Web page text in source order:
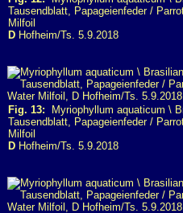
Tausendblatt, Papageienfeder /
Milfoil
D Hofheim/Ts. 5.9.2018
Fig. 13: Myriophyllum aquaticum \
Tausendblatt, Papageienfeder /
Milfoil
D Hofheim/Ts. 5.9.2018